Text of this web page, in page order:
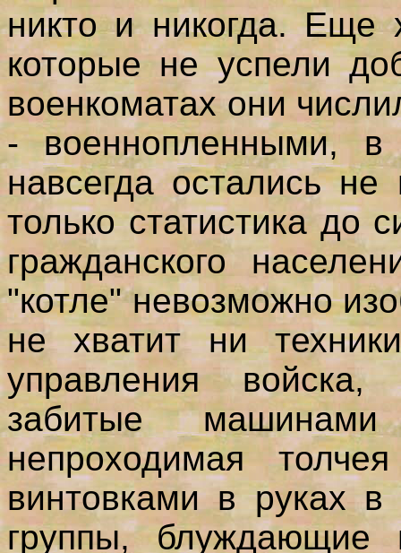
никто и никогда.
которые не успели
военкоматах они
- военнопленными,
навсегда остались
только статистика до
гражданского
"котле" невозможно
не хватит ни
управления
забитые
непроходимая
винтовками в руках
группы,